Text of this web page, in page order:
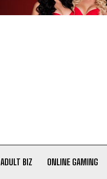
ADULT BIZ ONLINE GAMING